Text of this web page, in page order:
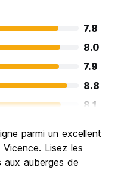
7.8
8.0
7.9
8.8
8.1
parmi un excellent
Vicence. Lisez les
aux auberges de